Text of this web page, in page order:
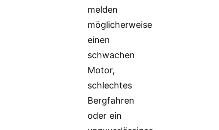
melden
möglicherweise
einen
schwachen
Motor,
schlechtes
Bergfahren
oder ein